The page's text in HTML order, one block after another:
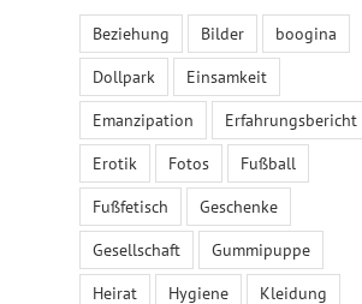
Beziehung Bilder
boogina
Dollpark
Einsamkeit
Emanzipation
Erfahrungsbericht
Erotik
Fotos
Fußball
Fußfetisch
Geschenke
Gesellschaft
Gummipuppe
Heirat
Hygiene
Kleidung